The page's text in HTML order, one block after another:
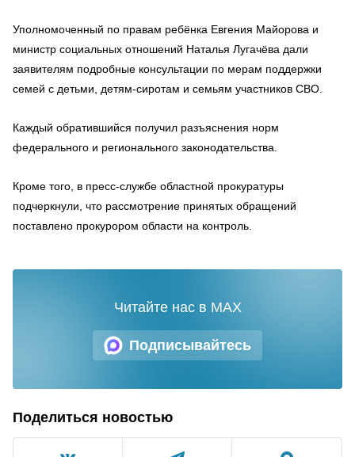
Уполномоченный по правам ребёнка Евгения Майорова и
министр социальных отношений Наталья Лугачёва дали
заявителям подробные консультации по мерам поддержки
семей с детьми, детям-сиротам и семьям участников СВО.
Каждый обратившийся получил разъяснения норм
федерального и регионального законодательства.
Кроме того, в пресс-службе областной прокуратуры
подчеркнули, что рассмотрение принятых обращений
поставлено прокурором области на контроль.
Подписывайтесь
Читайте нас в MAX
Поделиться новостью